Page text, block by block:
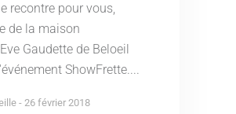
recontre pour vous,
de la maison
Gaudette de Beloeil
ShowFrette....
- 26 février 2018